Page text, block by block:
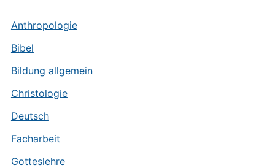
Anthropologie
Bibel
Bildung allgemein
Christologie
Deutsch
Facharbeit
Gotteslehre